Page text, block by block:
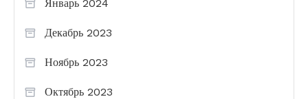
Январь 2024
Декабрь 2023
Ноябрь 2023
Октябрь 2023